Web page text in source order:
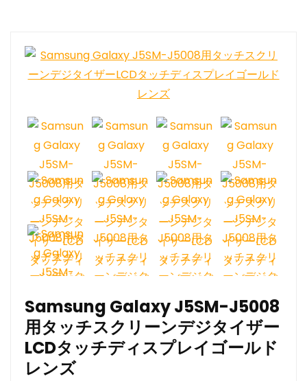
Samsung Galaxy J5SM-J5008
用タッチスクリーンデジタイザー
LCDタッチディスプレイゴールド
レンズ